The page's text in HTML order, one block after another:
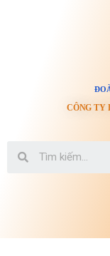
CÔNG TY